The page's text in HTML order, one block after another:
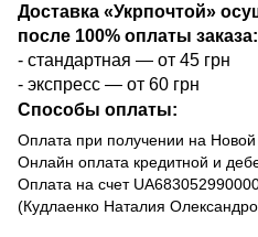
Доставка «Укрпочтой»
после 100% оплаты заказа:
- стандартная — от 45 грн
- экспресс — от 60 грн
Способы оплаты:
Оплата при получении на Новой
Онлайн оплата кредитной и
Оплата на счет
(Кудлаенко Наталия